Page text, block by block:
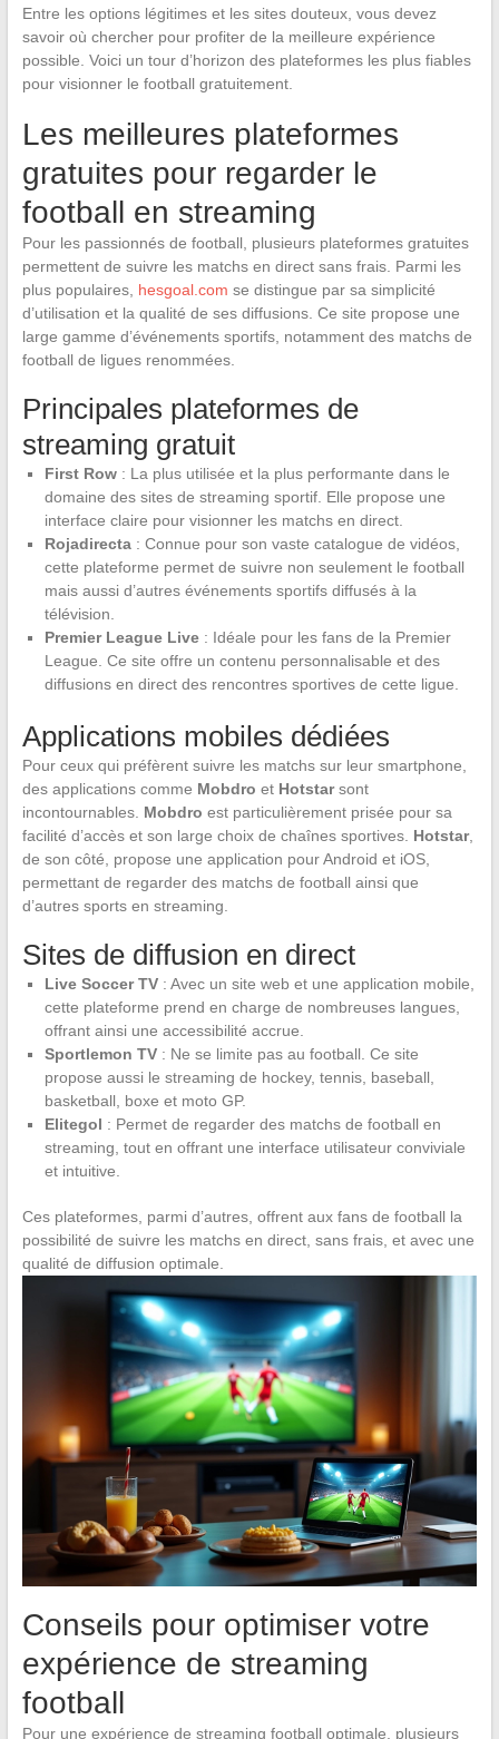
Entre les options légitimes et les sites douteux, vous devez
savoir où chercher pour profiter de la meilleure expérience
possible. Voici un tour d’horizon des plateformes les plus fiables
pour visionner le football gratuitement.
Les meilleures plateformes
gratuites pour regarder le
football en streaming
Pour les passionnés de football, plusieurs plateformes gratuites
permettent de suivre les matchs en direct sans frais. Parmi les
plus populaires, hesgoal.com se distingue par sa simplicité
d’utilisation et la qualité de ses diffusions. Ce site propose une
large gamme d’événements sportifs, notamment des matchs de
football de ligues renommées.
Principales plateformes de
streaming gratuit
First Row: La plus utilisée et la plus performante dans le
domaine des sites de streaming sportif. Elle propose une
interface claire pour visionner les matchs en direct.
Rojadirecta: Connue pour son vaste catalogue de vidéos,
cette plateforme permet de suivre non seulement le football
mais aussi d’autres événements sportifs diffusés à la
télévision.
Premier League Live: Idéale pour les fans de la Premier
League. Ce site offre un contenu personnalisable et des
diffusions en direct des rencontres sportives de cette ligue.
Applications mobiles dédiées
Pour ceux qui préfèrent suivre les matchs sur leur smartphone,
des applications comme Mobdro et Hotstarsont
incontournables. Mobdro est particulièrement prisée pour sa
facilité d’accès et son large choix de chaînes sportives. Hotstar,
de son côté, propose une application pour Android et iOS,
permettant de regarder des matchs de football ainsi que
d’autres sports en streaming.
Sites de diffusion en direct
Live Soccer TV: Avec un site web et une application mobile,
cette plateforme prend en charge de nombreuses langues,
offrant ainsi une accessibilité accrue.
Sportlemon TV: Ne se limite pas au football. Ce site
propose aussi le streaming de hockey, tennis, baseball,
basketball, boxe et moto GP.
Elitegol : Permet de regarder des matchs de football en
streaming, tout en offrant une interface utilisateur conviviale
et intuitive.
Ces plateformes, parmi d’autres, offrent aux fans de football la
possibilité de suivre les matchs en direct, sans frais, et avec une
qualité de diffusion optimale.
Conseils pour optimiser votre
expérience de streaming
football
Pour une expérience de streaming football optimale, plusieurs